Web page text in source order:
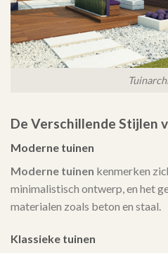
De Verschillende Stijlen
Moderne tuinen
Moderne tuinen kenmerken
minimalistisch ontwerp, en het
materialen zoals beton en staal.
Klassieke tuinen